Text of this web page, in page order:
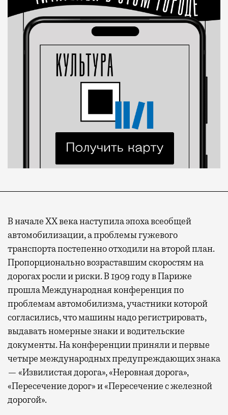
В начале XX века наступила эпоха всеобщей
автомобилизации, а проблемы гужевого
транспорта постепенно отходили на второй план.
Пропорционально возраставшим скоростям на
дорогах росли и риски. В 1909 году в Париже
прошла Международная конференция по
проблемам автомобилизма, участники которой
согласились, что машины надо регистрировать,
выдавать номерные знаки и водительские
документы. На конференции приняли и первые
четыре международных предупреждающих знака
— «Извилистая дорога», «Неровная дорога»,
«Пересечение дорог» и «Пересечение с железной
дорогой».